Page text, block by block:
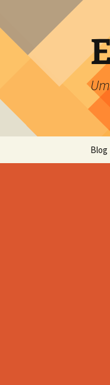
o
conteúdo
Blog